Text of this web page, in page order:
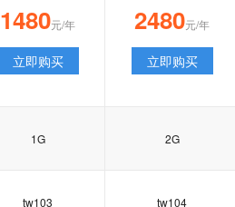
1480元/年
立即购买
2480元/年
立即购买
1G 2G
tw103 tw104